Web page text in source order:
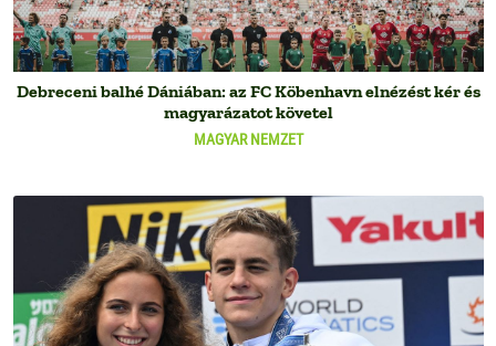
MAGYAR NEMZET
Debreceni balhé Dániában: az FC Köbenhavn elnézést kér és
magyarázatot követel